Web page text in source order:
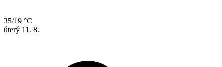
35/19 °C
úterý 11. 8.